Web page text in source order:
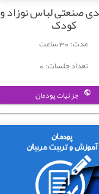
صنعتی لباس نوزاد و
کودک
مدت: 30 ساعت
تعداد جلسات: 0
جزئیات پودمان